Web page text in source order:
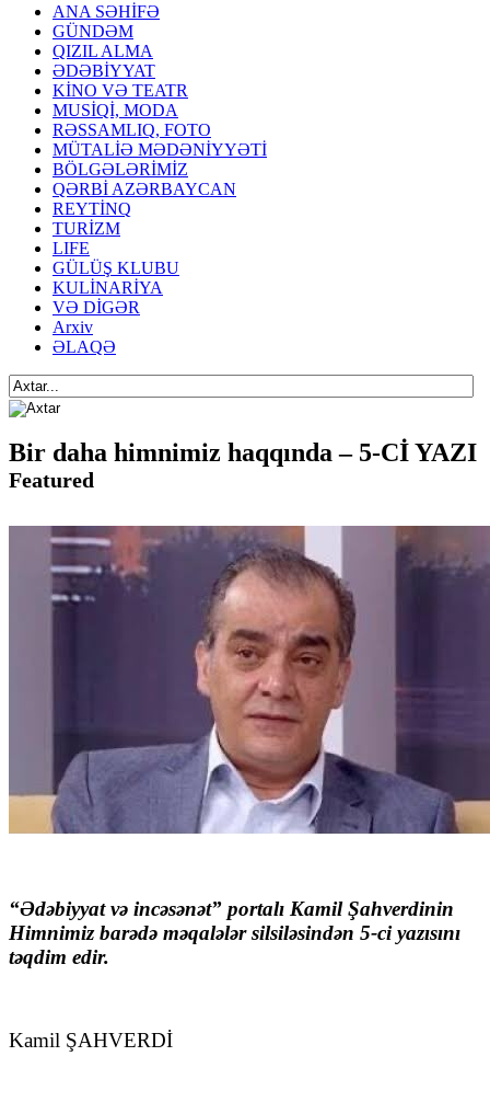
ANA SƏHİFƏ
GÜNDƏM
QIZIL ALMA
ƏDƏBİYYAT
KİNO VƏ TEATR
MUSİQİ, MODA
RƏSSAMLIQ, FOTO
MÜTALİƏ MƏDƏNİYYƏTİ
BÖLGƏLƏRİMİZ
QƏRBİ AZƏRBAYCAN
REYTİNQ
TURİZM
LIFE
GÜLÜŞ KLUBU
KULİNARİYA
VƏ DİGƏR
Arxiv
ƏLAQƏ
Bir daha himnimiz haqqında – 5-Cİ YAZI
Featured
“Ədəbiyyat və incəsənət” portalı Kamil Şahverdinin
Himnimiz barədə məqalələr silsiləsindən 5-ci yazısını
təqdim edir.
Kamil ŞAHVERDİ